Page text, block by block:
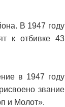
В 1947 году
к отбивке 43
в 1947 году
звание
и Молот».